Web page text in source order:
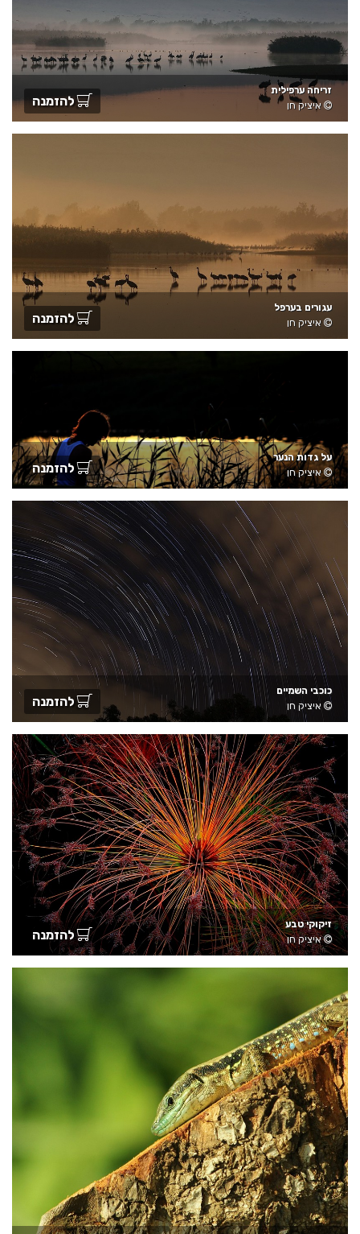
זריחה ערפילית
איציק חן
להזמנה
עגורים בערפל
איציק חן
להזמנה
על גדות הנער
איציק חן
להזמנה
כוכבי השמיים
איציק חן
להזמנה
זיקוקי טבע
איציק חן
להזמנה